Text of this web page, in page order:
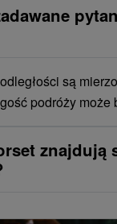
są
podróży może
znajdują